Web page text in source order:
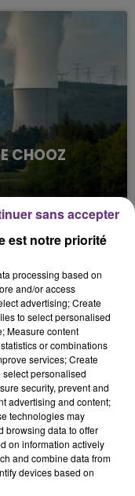
CHOOZ
centrale
Une situation
qui est toujours
FERME
ville
contraint de
est notre priorité
processing based on
and/or access
advertising; Create
to select personalised
Measure content
or combinations
services; Create
personalised
security, prevent and
advertising and content;
technologies may
browsing data to offer
on information actively
and combine data from
devices based on
sans accepter